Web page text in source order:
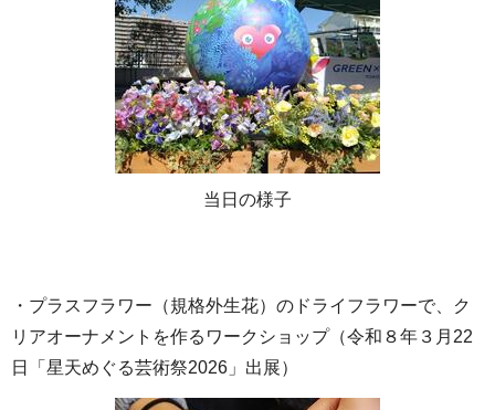
当日の様子
・プラスフラワー（規格外生花）のドライフラワーで、ク
リアオーナメントを作るワークショップ（令和８年３月22
日「星天めぐる芸術祭2026」出展）